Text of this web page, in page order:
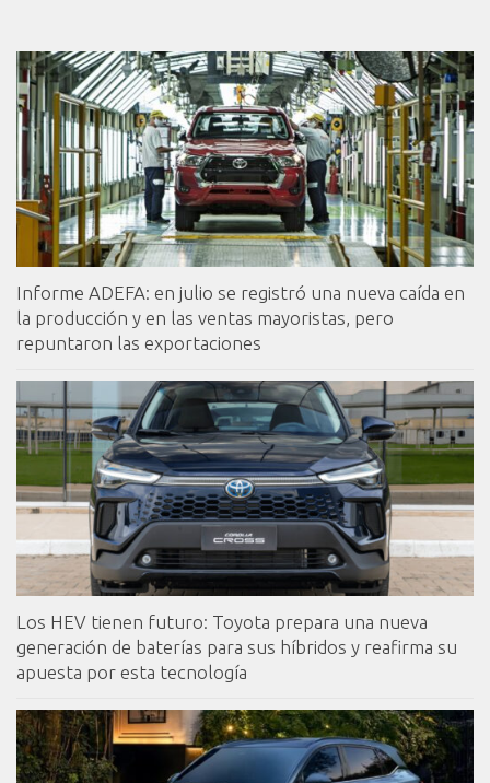
Informe ADEFA: en julio se registró una nueva caída en
la producción y en las ventas mayoristas, pero
repuntaron las exportaciones
Los HEV tienen futuro: Toyota prepara una nueva
generación de baterías para sus híbridos y reafirma su
apuesta por esta tecnología